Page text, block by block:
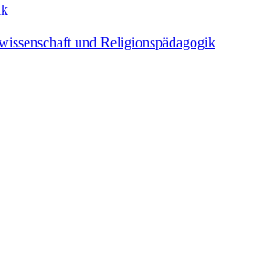
und Religionspädagogik